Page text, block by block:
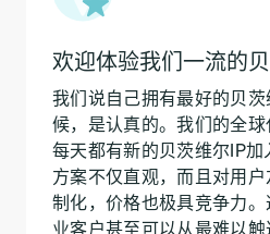
欢迎体验我们一流的
我们说自己拥有最好的贝
候，是认真的。我们的全球
每天都有新的贝茨维尔IP
方案不仅直观，而且对用
制化，价格也极具竞争力
业客户甚至可以从最难以